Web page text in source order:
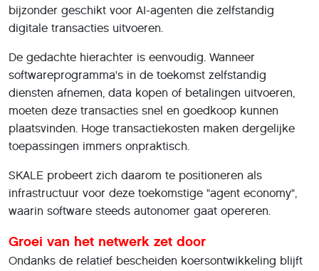
bijzonder geschikt voor AI-agenten die zelfstandig
digitale transacties uitvoeren.
De gedachte hierachter is eenvoudig. Wanneer
softwareprogramma's in de toekomst zelfstandig
diensten afnemen, data kopen of betalingen uitvoeren,
moeten deze transacties snel en goedkoop kunnen
plaatsvinden. Hoge transactiekosten maken dergelijke
toepassingen immers onpraktisch.
SKALE probeert zich daarom te positioneren als
infrastructuur voor deze toekomstige "agent economy",
waarin software steeds autonomer gaat opereren.
Groei van het netwerk zet door
Ondanks de relatief bescheiden koersontwikkeling blijft